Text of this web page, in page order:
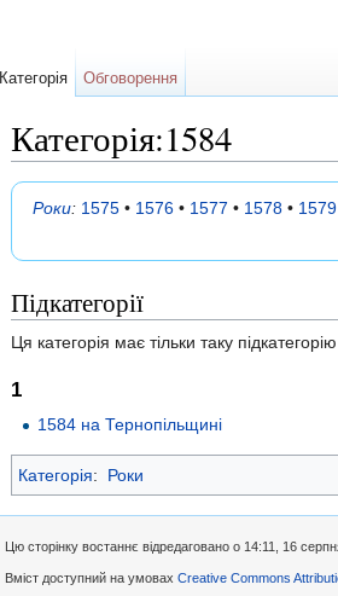
Категорія:1584
Роки: 1575• 1576• 1577 • 1578• 1579
Підкатегорії
Ця категорія має тільки таку
1
1584 на Тернопільщині
Категорія: Роки
Категорія Обговорення
Цю сторінку востаннє відредаговано о 14:11, 16
Вміст доступний на умовах Creative Commons